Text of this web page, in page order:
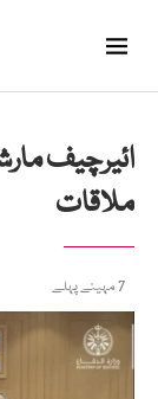
ائیرچیف
ملاقات
7 مہینے پہلے